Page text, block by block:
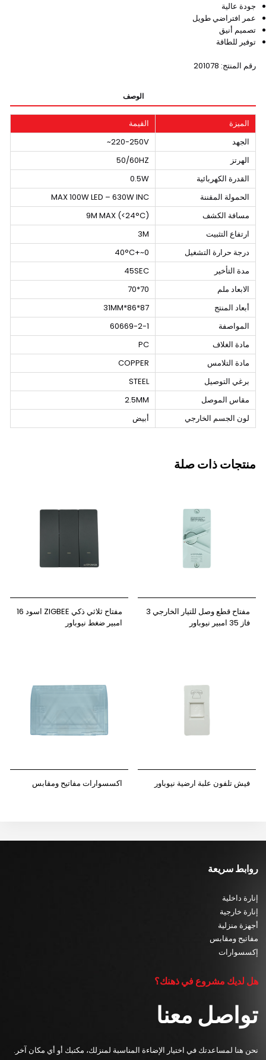
جودة عالية
عمر افتراضي طويل
تصميم أنيق
توفير للطاقة
رقم المنتج: 201078
الوصف
الميزة
القيمة
الجهد
220-250V~
الهرتز
50/60HZ
القدرة الكهربائية
0.5W
الحمولة المقننة
MAX 100W LED – 630W INC
مسافة الكشف
9M MAX (<24°C)
ارتفاع التثبيت
3M
درجة حرارة التشغيل
0~+40°C
مدة التأخير
45SEC
الابعاد ملم
70*70
أبعاد المنتج
87*86*31MM
المواصفة
60669-2-1
مادة الغلاف
PC
مادة التلامس
COPPER
برغي التوصيل
STEEL
مقاس الموصل
2.5MM
لون الجسم الخارجي
أبيض
منتجات ذات صلة
مفتاح قطع وصل للتيار الخارجي 3
فاز 35 امبير نيوباور
مفتاح ثلاثي ذكي ZIGBEE اسود 16
امبير ضغط نيوباور
فيش تلفون علبة ارضية نيوباور اكسسوارات مفاتيح ومقابس
روابط سريعة
إنارة داخلية
إنارة خارجية
أجهزة منزلية
مفاتيح ومقابس
إكسسوارات
هل لديك مشروع في ذهنك؟
تواصل معنا
نحن هنا لمساعدتك في اختيار الإضاءة المناسبة لمنزلك، مكتبك أو أي مكان آخر.